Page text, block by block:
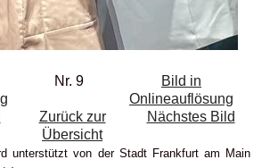
Nr. 9
Bild in
Onlineauflösung
Zurück zur
Übersicht
Nächstes Bild
unterstützt von der Stadt Frankfurt am Main